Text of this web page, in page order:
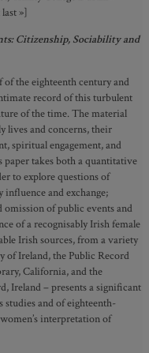
»]
Citizenship, Sociability and
of the eighteenth century and
record of this turbulent
of the time. The material
lives and concerns, their
spiritual engagement, and
paper takes both a quantitative
to explore questions of
and exchange;
of public events and
of a recognisably Irish female
Irish sources, from a variety
Ireland, the Public Record
California, and the
Ireland – presents a significant
studies and of eighteenth-
interpretation of